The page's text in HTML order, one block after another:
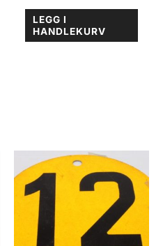
LEGG I
HANDLEKURV